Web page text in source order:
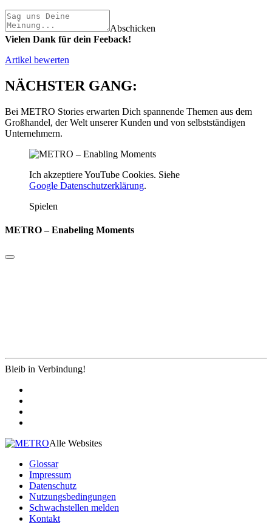
Abschicken
Vielen Dank für dein Feeback!
Artikel bewerten
NÄCHSTER GANG:
Bei METRO Stories erwarten Dich spannende Themen aus dem
Großhandel, der Welt unserer Kunden und von selbstständigen
Unternehmern.
Ich akzeptiere YouTube Cookies. Siehe
Google Datenschutzerklärung.
Spielen
METRO – Enabeling Moments
Bleib in Verbindung!
Alle Websites
Glossar
Impressum
Datenschutz
Nutzungsbedingungen
Schwachstellen melden
Kontakt